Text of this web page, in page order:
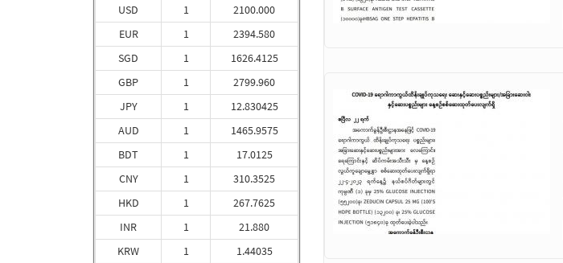
USD
EUR
SGD
GBP
JPY
AUD
BDT
CNY
HKD
INR
KRW
1
1
1
1
1
1
1
1
1
1
1
2100.000
2394.580
1626.4125
2799.960
12.830425
1465.9575
17.0125
310.3525
267.7625
21.880
1.44035